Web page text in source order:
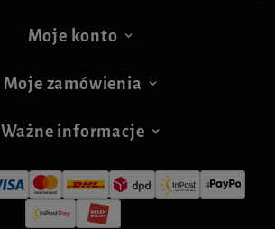
Moje konto
Moje zamówienia
Ważne informacje